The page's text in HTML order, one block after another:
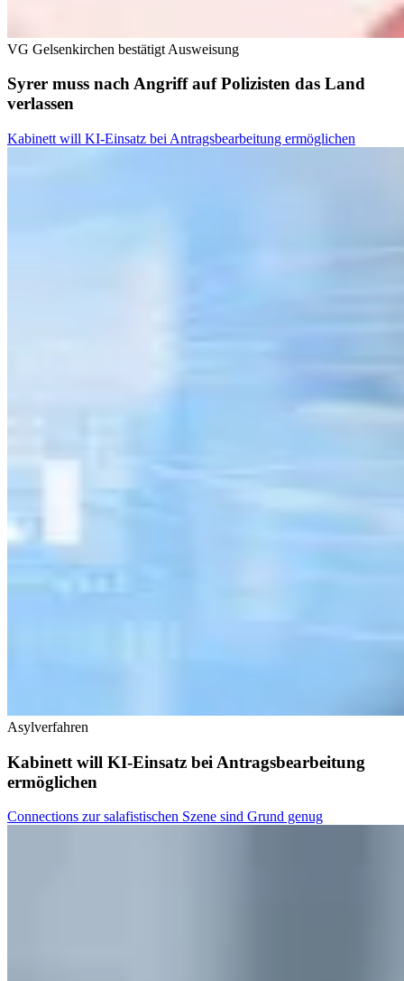
VG Gelsenkirchen bestätigt Ausweisung
Syrer muss nach Angriff auf Polizisten das Land
verlassen
Kabinett will KI-Einsatz bei Antragsbearbeitung ermöglichen
Asylverfahren
Kabinett will KI-Einsatz bei Antragsbearbeitung
ermöglichen
Connections zur salafistischen Szene sind Grund genug